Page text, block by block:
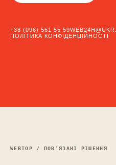
+38 (096) 561 55 59
ПОЛІТИКА КОНФІДЕНЦІЙНОСТІ
WEBTOP / ПОВ’ЯЗАНІ РІШЕННЯ